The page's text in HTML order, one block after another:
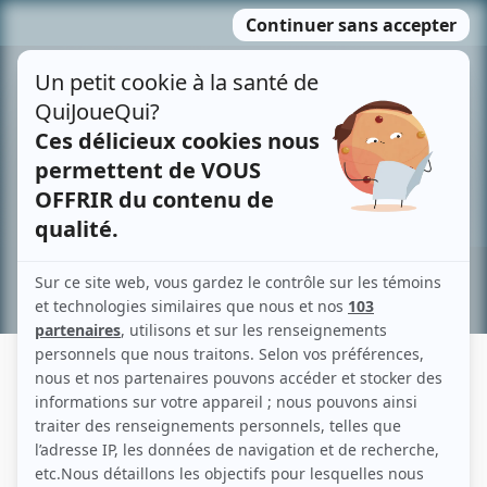
MENU
contenu
Recherche avancée »
FRÉDÉRIQUE MICHEL
Liens
Fiche de Frédérique Michel sur Showbizz.net